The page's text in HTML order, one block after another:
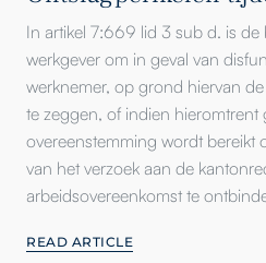
In artikel 7:669 lid 3 sub d. is
werkgever om in geval van
werknemer, op grond hiervan
te zeggen, of indien hieromtrent
overeenstemming wordt bereikt
van het verzoek aan de
arbeidsovereenkomst te
READ ARTICLE